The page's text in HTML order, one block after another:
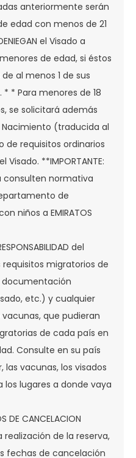
anteriormente serán
edad con menos de 21
el Visado a
de edad, si éstos
al menos 1 de sus
* Para menores de 18
se solicitará además
(traducida al
de requisitos ordinarios
**IMPORTANTE:
consulten normativa
de
niños a EMIRATOS
del
migratorios de
documentación
etc.) y cualquier
que pudieran
de cada país en
Consulte en su país
las vacunas, los visados
lugares a donde vaya
DE CANCELACION
de la reserva,
fechas de cancelación